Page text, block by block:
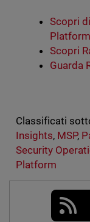
Scopri
Platform
Scopri
Guarda
Classificati
Insights, MSP,
Security
Platform